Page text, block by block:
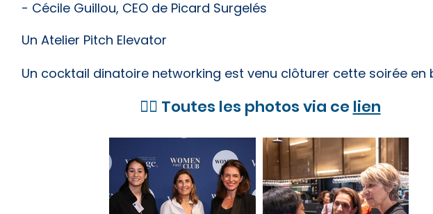
- Cécile Guillou, CEO de Picard Surgelés
Un Atelier Pitch Elevator
Un cocktail dinatoire networking est venu clôturer cette soirée en
👉🏼 Toutes les photos via celien